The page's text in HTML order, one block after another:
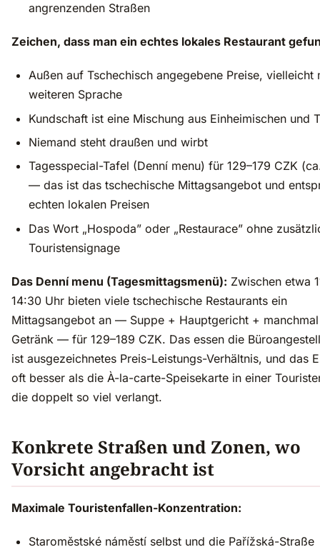
angrenzenden Straßen
Zeichen, dass man ein echtes lokales Restaurant
Außen auf Tschechisch angegebene Preise, vielleicht
weiteren Sprache
Kundschaft ist eine Mischung aus Einheimischen und
Niemand steht draußen und wirbt
Tagesspecial-Tafel (Denní menu) für 129–179 CZK
— das ist das tschechische Mittagsangebot und
echten lokalen Preisen
Das Wort „Hospoda” oder „Restaurace” ohne
Touristensignage
Das Denní menu (Tagesmittagsmenü): Zwischen etwa
14:30 Uhr bieten viele tschechische Restaurants ein
Mittagsangebot an — Suppe + Hauptgericht +
Getränk — für 129–189 CZK. Das essen die
ist ausgezeichnetes Preis-Leistungs-Verhältnis, und das
oft besser als die À-la-carte-Speisekarte in einer
die doppelt so viel verlangt.
Konkrete Straßen und Zonen, wo
Vorsicht angebracht ist
Maximale Touristenfallen-Konzentration:
Staroměstské náměstí selbst und die Pařížská-Straße